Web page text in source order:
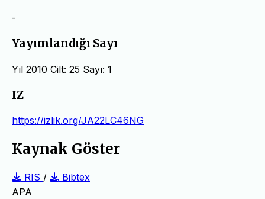
-
Yayımlandığı Sayı
Yıl 2010 Cilt: 25 Sayı: 1
IZ
https://izlik.org/JA22LC46NG
Kaynak Göster
RIS /
Bibtex
APA